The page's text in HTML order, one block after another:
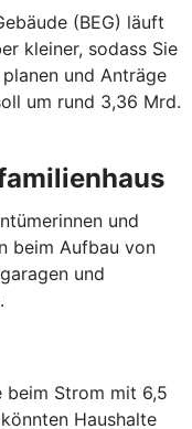
(BEG) läuft
kleiner, sodass Sie
und Anträge
um rund 3,36 Mrd.
und
beim Aufbau von
und
Strom mit 6,5
Haushalte